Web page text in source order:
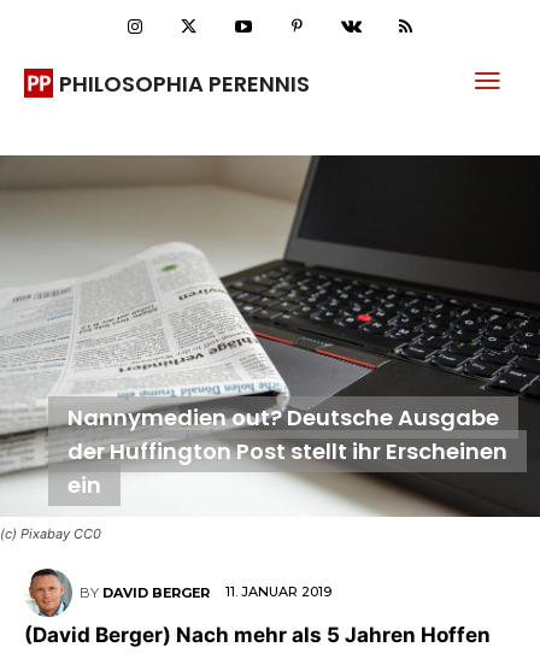
PHILOSOPHIA PERENNIS
(c) Pixabay CC0
Nannymedien out? Deutsche Ausgabe
der Huffington Post stellt ihr Erscheinen
ein
BY DAVID BERGER 11. JANUAR 2019
(David Berger) Nach mehr als 5 Jahren Hoffen